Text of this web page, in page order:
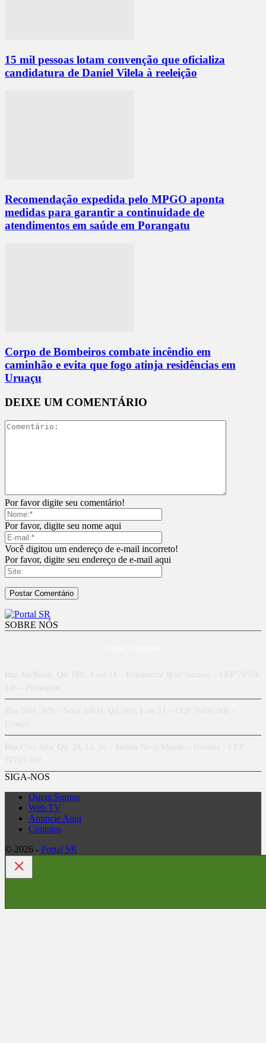
15 mil pessoas lotam convenção que oficializa
candidatura de Daniel Vilela à reeleição
Recomendação expedida pelo MPGO aponta
medidas para garantir a continuidade de
atendimentos em saúde em Porangatu
Corpo de Bombeiros combate incêndio em
caminhão e evita que fogo atinja residências em
Uruaçu
DEIXE UM COMENTÁRIO
Por favor digite seu comentário!
Por favor, digite seu nome aqui
Você digitou um endereço de e-mail incorreto!
Por favor, digite seu endereço de e-mail aqui
SOBRE NÓS
SIGA-NOS
Quem Somos
Web TV
Anuncie Aqui
Contatos
© 2026 - Portal SR